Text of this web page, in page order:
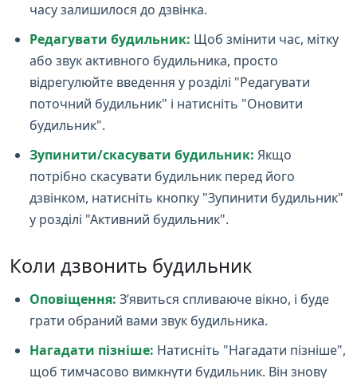
часу залишилося до дзвінка.
Редагувати будильник: Щоб змінити час, мітку
або звук активного будильника, просто
відрегулюйте введення у розділі "Редагувати
поточний будильник" і натисніть "Оновити
будильник".
Зупинити/скасувати будильник: Якщо
потрібно скасувати будильник перед його
дзвінком, натисніть кнопку "Зупинити будильник"
у розділі "Активний будильник".
Коли дзвонить будильник
Оповіщення: З’явиться спливаюче вікно, і буде
грати обраний вами звук будильника.
Нагадати пізніше: Натисніть "Нагадати пізніше",
щоб тимчасово вимкнути будильник. Він знову